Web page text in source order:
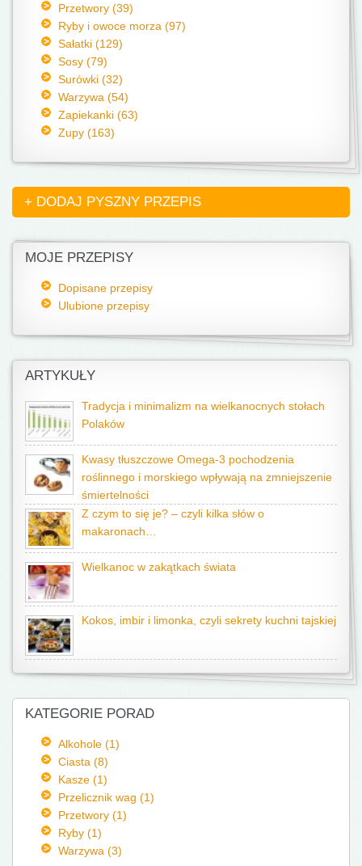
Przetwory (39)
Ryby i owoce morza (97)
Sałatki (129)
Sosy (79)
Surówki (32)
Warzywa (54)
Zapiekanki (63)
Zupy (163)
+ DODAJ PYSZNY PRZEPIS
MOJE PRZEPISY
Dopisane przepisy
Ulubione przepisy
ARTYKUŁY
Tradycja i minimalizm na wielkanocnych stołach
Polaków
Kwasy tłuszczowe Omega-3 pochodzenia
roślinnego i morskiego wpływają na zmniejszenie
śmiertelności
Z czym to się je? – czyli kilka słów o
makaronach…
Wielkanoc w zakątkach świata
Kokos, imbir i limonka, czyli sekrety kuchni tajskiej
KATEGORIE PORAD
Alkohole (1)
Ciasta (8)
Kasze (1)
Przelicznik wag (1)
Przetwory (1)
Ryby (1)
Warzywa (3)